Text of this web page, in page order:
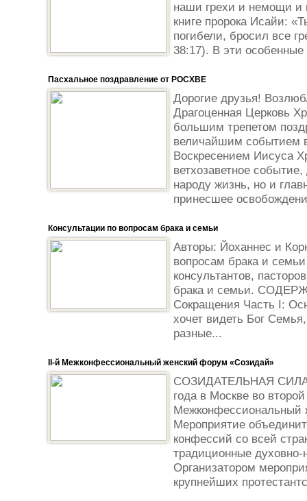
наши грехи и немощи и
книге пророка Исайи:
погибели, бросил все
38:17). В эти особенные
Пасхальное поздравление от РОСХВЕ
Дорогие друзья!
Драгоценная Церковь
большим трепетом
величайшим событием
Воскресением Иисуса
ветхозаветное
народу жизнь, но и
принесшее
Консультации по вопросам брака и семьи
Авторы: Йоханнес и
вопросам брака и
консультантов,
брака и семьи.
Сокращения Часть I:
хочет видеть Бог
разные...
II-й Межконфессиональный женский форум «Созидай»
СОЗИДАТЕЛЬНАЯ
года в Москве во
Межконфессиональный
Мероприятие
конфессий со всей
традиционные духовно-
Организатором
крупнейших